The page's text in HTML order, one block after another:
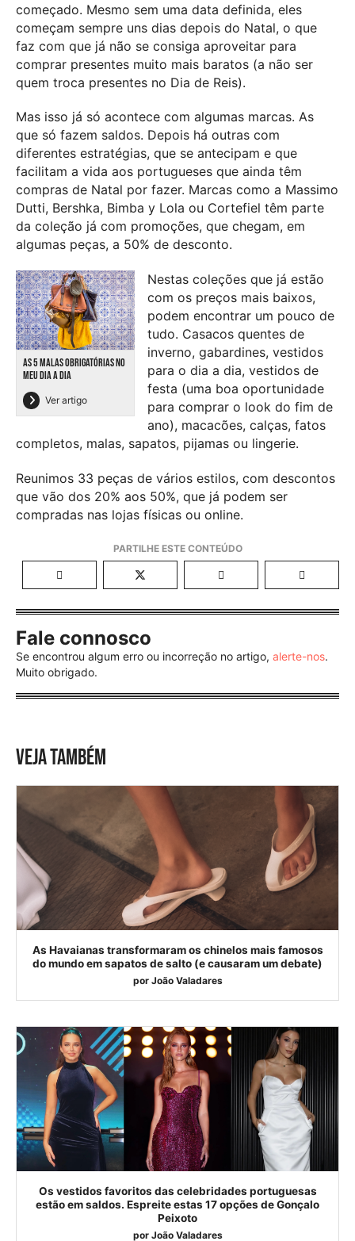
começado. Mesmo sem uma data definida, eles
começam sempre uns dias depois do Natal, o que
faz com que já não se consiga aproveitar para
comprar presentes muito mais baratos (a não ser
quem troca presentes no Dia de Reis).
Mas isso já só acontece com algumas marcas. As
que só fazem saldos. Depois há outras com
diferentes estratégias, que se antecipam e que
facilitam a vida aos portugueses que ainda têm
compras de Natal por fazer. Marcas como a Massimo
Dutti, Bershka, Bimba y Lola ou Cortefiel têm parte
da coleção já com promoções, que chegam, em
algumas peças, a 50% de desconto.
AS 5 MALAS OBRIGATÓRIAS NO
MEU DIA A DIA
Ver artigo
Nestas coleções que já estão
com os preços mais baixos,
podem encontrar um pouco de
tudo. Casacos quentes de
inverno, gabardines, vestidos
para o dia a dia, vestidos de
festa (uma boa oportunidade
para comprar o look do fim de
ano), macacões, calças, fatos
completos, malas, sapatos, pijamas ou lingerie.
Reunimos 33 peças de vários estilos, com descontos
que vão dos 20% aos 50%, que já podem ser
compradas nas lojas físicas ou online.
Fale connosco
Se encontrou algum erro ou incorreção no artigo, alerte-nos.
Muito obrigado.
VEJA TAMBÉM
As Havaianas transformaram os chinelos mais famosos
do mundo em sapatos de salto (e causaram um debate)
por João Valadares
Os vestidos favoritos das celebridades portuguesas
estão em saldos. Espreite estas 17 opções de Gonçalo
Peixoto
por João Valadares